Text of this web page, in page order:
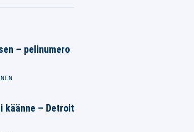
– pelinumero
käänne – Detroit